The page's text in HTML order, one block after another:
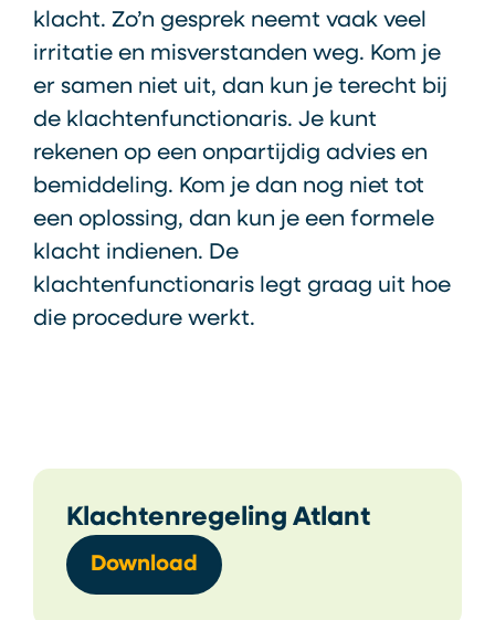
klacht. Zo’n gesprek neemt vaak veel
irritatie en misverstanden weg. Kom je
er samen niet uit, dan kun je terecht bij
de klachtenfunctionaris. Je kunt
rekenen op een onpartijdig advies en
bemiddeling. Kom je dan nog niet tot
een oplossing, dan kun je een formele
klacht indienen. De
klachtenfunctionaris legt graag uit hoe
die procedure werkt.
Klachtenregeling Atlant
Download